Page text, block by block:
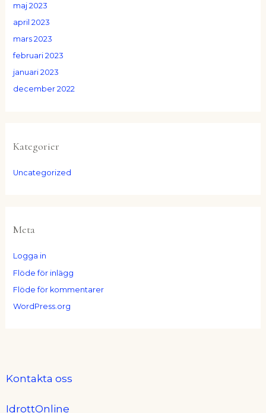
maj 2023
april 2023
mars 2023
februari 2023
januari 2023
december 2022
Kategorier
Uncategorized
Meta
Logga in
Flöde för inlägg
Flöde för kommentarer
WordPress.org
Kontakta oss
IdrottOnline